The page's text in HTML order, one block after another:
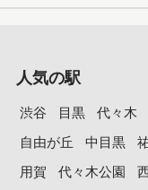
人気の駅
渋谷 目黒 代々木
自由が丘
中目黒
用賀
代々木公園